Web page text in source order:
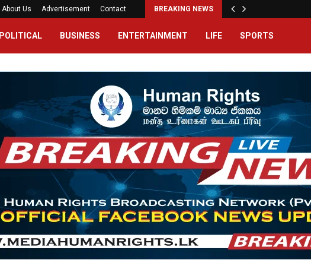
About Us Advertisement Contact BREAKING NEWS
POLITICAL BUSINESS ENTERTAINMENT LIFE SPORTS